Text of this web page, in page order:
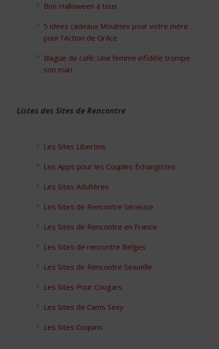
Bon Halloween à tous
5 idées cadeaux Moulinex pour votre mère
pour l’Action de Grâce
Blague de café: Une femme infidèle trompe
son mari
Listes des Sites de Rencontre
Les Sites Libertins
Les Apps pour les Couples Échangistes
Les Sites Adultères
Les Sites de Rencontre Sérieuse
Les Sites de Rencontre en France
Les Sites de rencontre Belges
Les Sites de Rencontre Sexuelle
Les Sites Pour Cougars
Les Sites de Cams Sexy
Les Sites Coquins